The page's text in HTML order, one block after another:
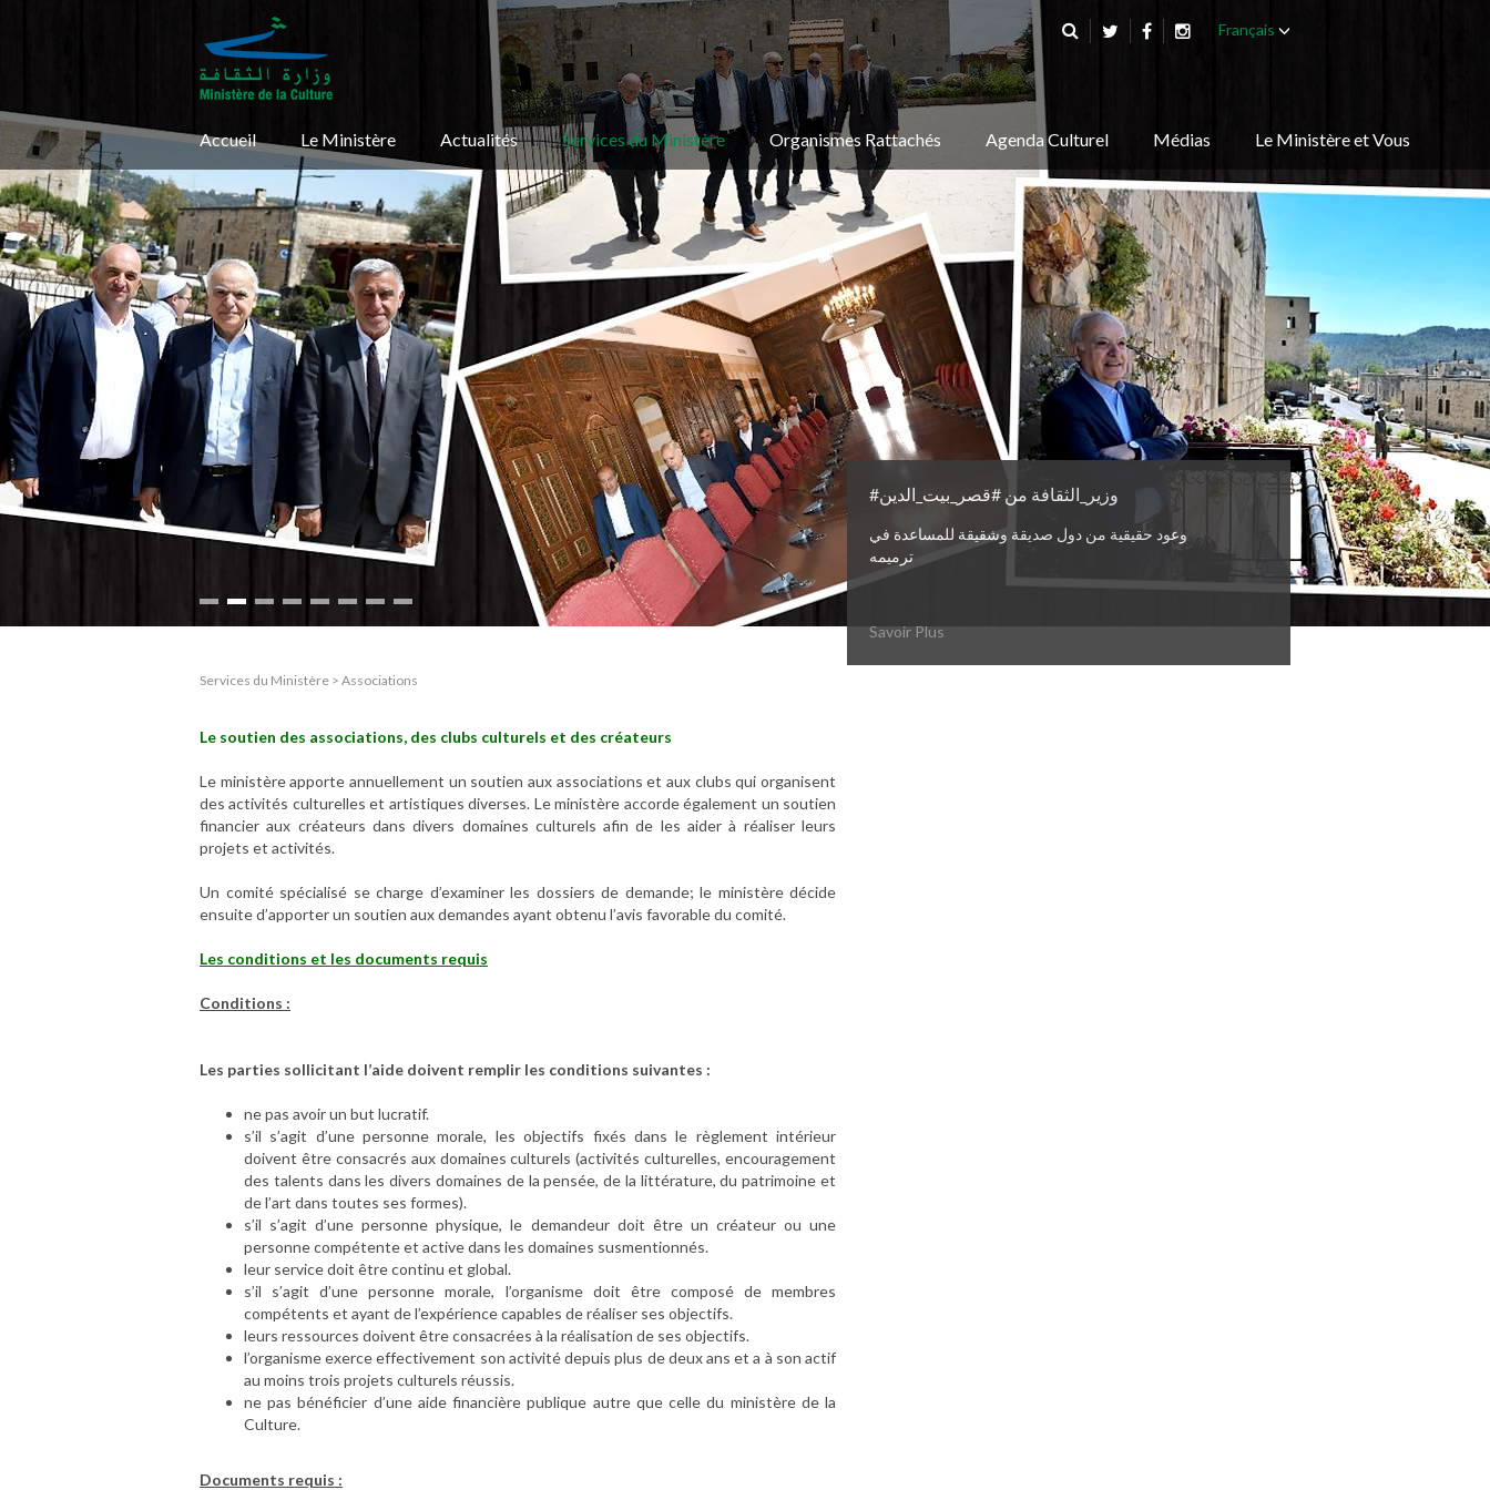
Français
Accueil Le Ministère Actualités Services du Ministère Organismes Rattachés Agenda Culturel Médias Le Ministère et Vous
#وزير_الثقافة من #قصر_بيت_الدين
وعود حقيقية من دول صديقة وشقيقة للمساعدة في
ترميمه
Savoir Plus
Services du Ministère > Associations
Le soutien des associations, des clubs culturels et des créateurs
Le ministère apporte annuellement un soutien aux associations et aux clubs qui organisent
des activités culturelles et artistiques diverses. Le ministère accorde également un soutien
financier aux créateurs dans divers domaines culturels afin de les aider à réaliser leurs
projets et activités.
Un comité spécialisé se charge d’examiner les dossiers de demande; le ministère décide
ensuite d’apporter un soutien aux demandes ayant obtenu l’avis favorable du comité.
Les conditions et les documents requis
Conditions :
Les parties sollicitant l’aide doivent remplir les conditions suivantes :
ne pas avoir un but lucratif.
s’il s’agit d’une personne morale, les objectifs fixés dans le règlement intérieur
doivent être consacrés aux domaines culturels (activités culturelles, encouragement
des talents dans les divers domaines de la pensée, de la littérature, du patrimoine et
de l’art dans toutes ses formes).
s’il s’agit d’une personne physique, le demandeur doit être un créateur ou une
personne compétente et active dans les domaines susmentionnés.
leur service doit être continu et global.
s’il s’agit d’une personne morale, l’organisme doit être composé de membres
compétents et ayant de l’expérience capables de réaliser ses objectifs.
leurs ressources doivent être consacrées à la réalisation de ses objectifs.
l’organisme exerce effectivement son activité depuis plus de deux ans et a à son actif
au moins trois projets culturels réussis.
ne pas bénéficier d’une aide financière publique autre que celle du ministère de la
Culture.
Documents requis :